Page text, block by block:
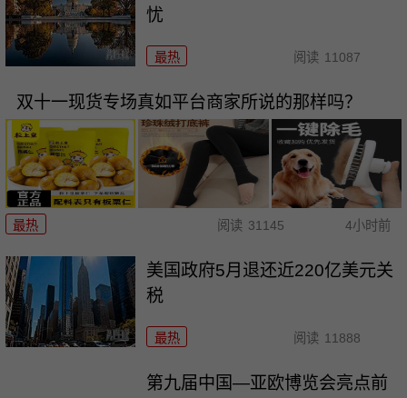
忧
最热 阅读 11087
双十一现货专场真如平台商家所说的那样吗？
最热 阅读 31145 4小时前
美国政府5月退还近220亿美元关
税
最热 阅读 11888
第九届中国—亚欧博览会亮点前